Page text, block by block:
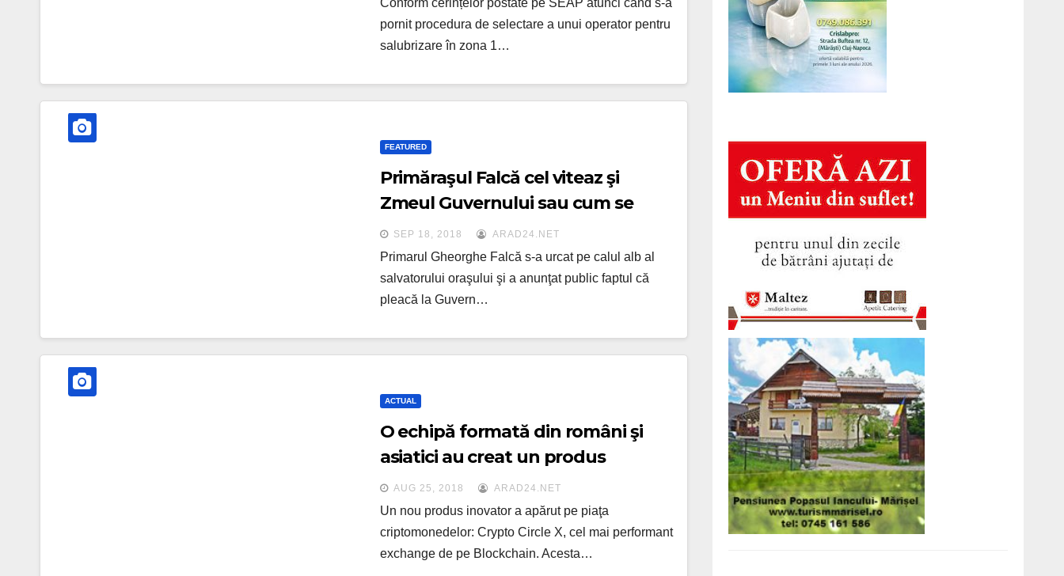
Arad
pornit procedura de selectare a unui operator pentru
salubrizare în zona 1…
FEATURED
Primăraşul Falcă cel viteaz şi
Zmeul Guvernului sau cum se
laudă cu succesuri un primar care
a făcut praf un program de
finanţare elveţian
SEP 18, 2018 ARAD24.NET
Primarul Gheorghe Falcă s-a urcat pe calul alb al
salvatorului oraşului şi a anunţat public faptul că
pleacă la Guvern…
ACTUAL
O echipă formată din români şi
asiatici au creat un produs
inovator pe piaţa
criptomonedelor: Crypto Circle X,
cel mai performant exchange de
pe Blockchain
AUG 25, 2018 ARAD24.NET
Un nou produs inovator a apărut pe piaţa
criptomonedelor: Crypto Circle X, cel mai performant
exchange de pe Blockchain. Acesta…